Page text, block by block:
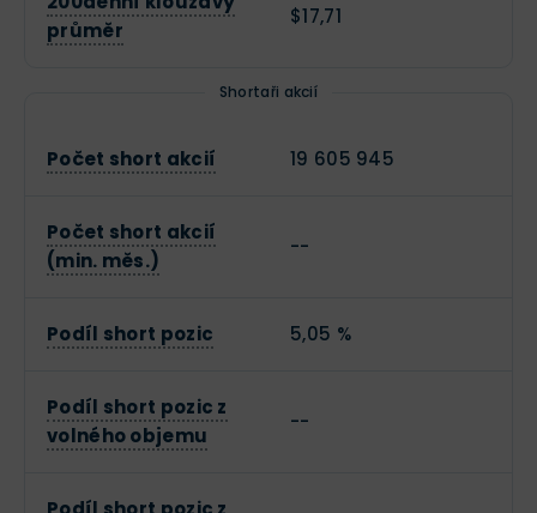
průměr
$17,71
Shortaři akcií
Počet short akcií 19 605 945
Počet short akcií
(min. měs.)
--
Podíl short pozic 5,05 %
Podíl short pozic z
volného objemu
--